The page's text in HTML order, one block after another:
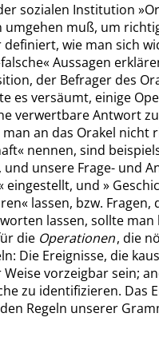
sozialen Institution »
umgehen muß, um
definiert, wie man sich
falsche«Aussagen
der Befrager des
es versäumt, einige
verwertbare Antwort
an das Orakel nicht
« nennen, sind
und unsere Frage- und
eingestellt, und »
« lassen, bzw.
lassen, sollte man
die Operationen, die
Die Ereignisse, die
vorzeigbar sein;
zu identifizieren. Das
Regeln unserer